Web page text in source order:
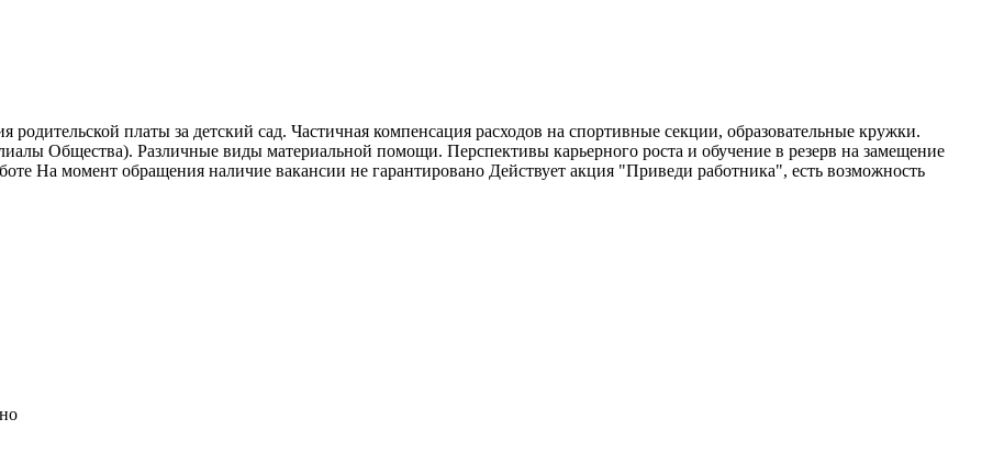
платы за детский сад. Частичная компенсация расходов на спортивные секции, образовательные кружки.
Общества). Различные виды материальной помощи. Перспективы карьерного роста и обучение в резерв на замещение
На момент обращения наличие вакансии не гарантировано Действует акция "Приведи работника", есть возможность